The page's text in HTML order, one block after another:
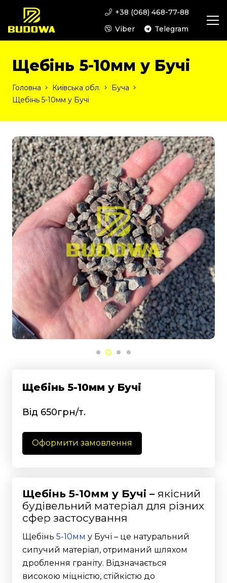
+38 (068) 468-77-88
Viber
Telegram
Щебінь 5-10мм у Бучі
Головна Київська обл.
Буча
Щебінь 5-10мм у Бучі
Щебінь 5-10мм у Бучі
Від 650грн/т.
Оформити замовлення
Щебінь 5-10мм у Бучі – якісний
будівельний матеріал для різних
сфер застосування
Щебінь 5-10мм у Бучі – це натуральний
сипучий матеріал, отриманий шляхом
дроблення граніту. Відзначається
високою міцністю, стійкістю до